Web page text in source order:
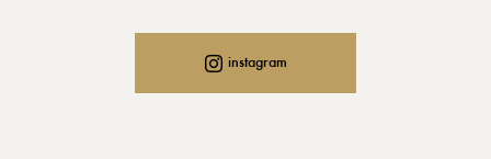
instagram